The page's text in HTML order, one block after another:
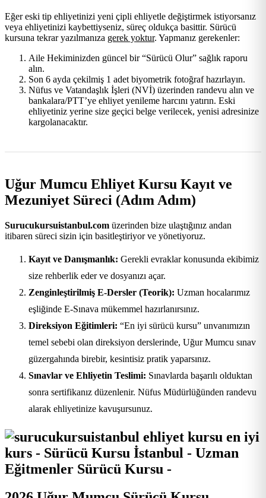
Eğer eski tip ehliyetinizi yeni çipli ehliyetle değiştirmek istiyorsanız
veya ehliyetinizi kaybettiyseniz, süreç oldukça basittir. Sürücü
kursuna tekrar yazılmanıza gerek yoktur. Yapmanız gerekenler:
Aile Hekiminizden güncel bir “Sürücü Olur” sağlık raporu
alın.
Son 6 ayda çekilmiş 1 adet biyometrik fotoğraf hazırlayın.
Nüfus ve Vatandaşlık İşleri (NVİ) üzerinden randevu alın ve
bankalara/PTT’ye ehliyet yenileme harcını yatırın. Eski
ehliyetiniz yerine size geçici belge verilecek, yenisi adresinize
kargolanacaktır.
Uğur Mumcu Ehliyet Kursu Kayıt ve
Mezuniyet Süreci (Adım Adım)
Surucukursuistanbul.com üzerinden bize ulaştığınız andan
itibaren süreci sizin için basitleştiriyor ve yönetiyoruz.
Kayıt ve Danışmanlık: Gerekli evraklar konusunda ekibimiz
size rehberlik eder ve dosyanızı açar.
Zenginleştirilmiş E-Dersler (Teorik): Uzman hocalarımız
eşliğinde E-Sınava mükemmel hazırlanırsınız.
Direksiyon Eğitimleri: “En iyi sürücü kursu” unvanımızın
temel sebebi olan direksiyon derslerinde, Uğur Mumcu sınav
güzergahında birebir, kesintisiz pratik yaparsınız.
Sınavlar ve Ehliyetin Teslimi: Sınavlarda başarılı olduktan
sonra sertifikanız düzenlenir. Nüfus Müdürlüğünden randevu
alarak ehliyetinize kavuşursunuz.